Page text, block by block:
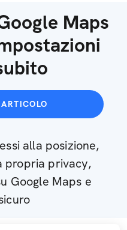
Maps
alla posizione,
propria privacy,
Google Maps e